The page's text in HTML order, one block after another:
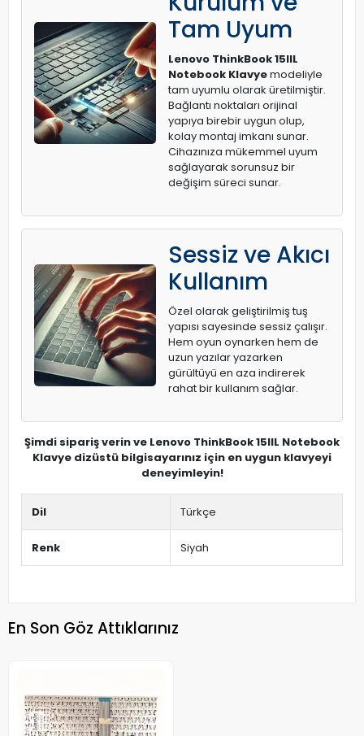
Tam Uyum
Lenovo ThinkBook 15IIL
Notebook Klavyemodeliyle
tam uyumlu olarak üretilmiştir.
Bağlantı noktaları orijinal
yapıya birebir uygun olup,
kolay montaj imkanı sunar.
Cihazınıza mükemmel uyum
sağlayarak sorunsuz bir
değişim süreci sunar.
Sessiz ve Akıcı
Kullanım
Özel olarak geliştirilmiş tuş
yapısı sayesinde sessiz çalışır.
Hem oyun oynarken hem de
uzun yazılar yazarken
gürültüyü en aza indirerek
rahat bir kullanım sağlar.
Şimdi sipariş verin ve Lenovo ThinkBook 15IIL Notebook
Klavye dizüstü bilgisayarınız için en uygun klavyeyi
deneyimleyin!
Dil Türkçe
Renk Siyah
En Son Göz Attıklarınız